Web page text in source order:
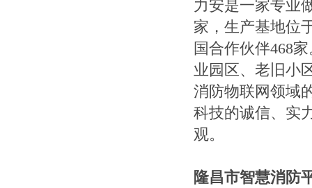
力安是一家专业
家，生产基地位
国合作伙伴468
业园区、老旧小
消防物联网领域
科技的诚信、实
观。
隆昌市智慧消防